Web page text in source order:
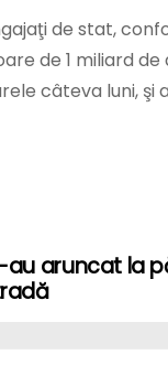
de stat,
de 1 miliard
câteva luni, şi
au aruncat la